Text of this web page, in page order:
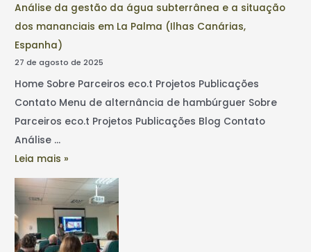
Análise da gestão da água subterrânea e a situação
dos mananciais em La Palma (Ilhas Canárias,
Espanha)
27 de agosto de 2025
Home Sobre Parceiros eco.t Projetos Publicações
Contato Menu de alternância de hambúrguer Sobre
Parceiros eco.t Projetos Publicações Blog Contato
Análise …
Leia mais »